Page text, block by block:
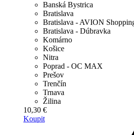
Banská Bystrica
Bratislava
Bratislava - AVION
Bratislava - Dúbravka
Komárno
Košice
Nitra
Poprad - OC MAX
Prešov
Trenčín
Trnava
Žilina
10,30 €
Koupit